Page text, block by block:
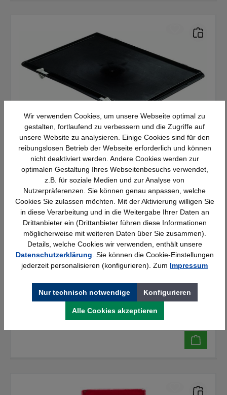
Häner - Verschlußdeckel, für
Stapelkästen 400x300mm, schwarz
Breite:
Höhe:
300 mm
Farbe:
schwarz
21109104
Details
6,55 €*
Wir verwenden Cookies, um unsere Webseite optimal zu
gestalten, fortlaufend zu verbessern und die Zugriffe auf
unsere Website zu analysieren. Einige Cookies sind für den
reibungslosen Betrieb der Webseite erforderlich und können
nicht deaktiviert werden. Andere Cookies werden zur
optimalen Gestaltung Ihres Webseitenbesuchs verwendet,
z.B. für soziale Medien und zur Analyse von
Nutzerpräferenzen. Sie können genau anpassen, welche
Cookies Sie zulassen möchten. Mit der Aktivierung willigen Sie
in diese Verarbeitung und in die Weitergabe Ihrer Daten an
Drittanbieter ein (Drittanbieter führen diese Informationen
möglicherweise mit weiteren Daten über Sie zusammen).
Details, welche Cookies wir verwenden, enthält unsere
Datenschutzerklärung . Sie können die Cookie-Einstellungen
jederzeit personalisieren (konfigurieren). Zum Impressum
Nur technisch notwendige Konfigurieren
Alle Cookies akzeptieren